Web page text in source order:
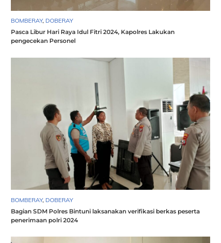
BOMBERAY, DOBERAY
Pasca Libur Hari Raya Idul Fitri 2024, Kapolres Lakukan
pengecekan Personel
BOMBERAY, DOBERAY
Bagian SDM Polres Bintuni laksanakan verifikasi berkas peserta
penerimaan polri 2024